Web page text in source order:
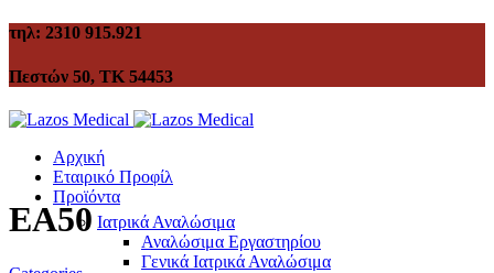
τηλ: 2310 915.921
Πεστών 50, ΤΚ 54453
Αρχική
Εταιρικό Προφίλ
Προϊόντα
Ιατρικά Αναλώσιμα
Αναλώσιμα Εργαστηρίου
Γενικά Ιατρικά Αναλώσιμα
EA50